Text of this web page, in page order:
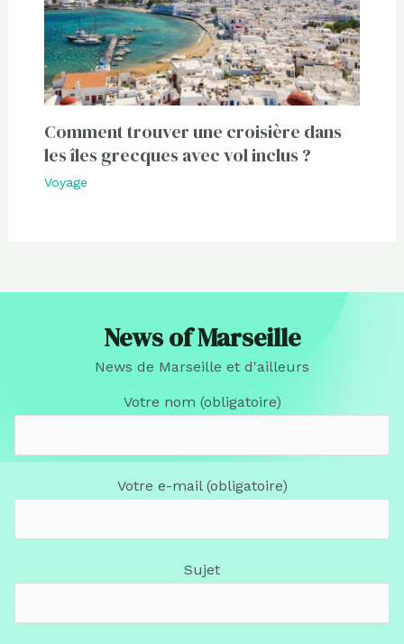
Comment trouver une croisière dans
les îles grecques avec vol inclus ?
Voyage
News of Marseille
News de Marseille et d'ailleurs
Votre nom (obligatoire)
Votre e-mail (obligatoire)
Sujet